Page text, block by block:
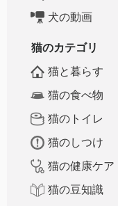
犬の動画
猫のカテゴリ
猫と暮らす
猫の食べ物
猫のトイレ
猫のしつけ
猫の健康ケア
猫の豆知識